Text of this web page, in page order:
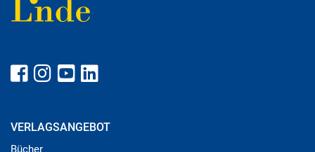
VERLAGSANGEBOT
Bücher